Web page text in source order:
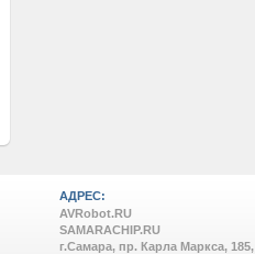
АДРЕС:
AVRobot.RU
SAMARACHIP.RU
г.Самара, пр. Карла Маркса, 185,